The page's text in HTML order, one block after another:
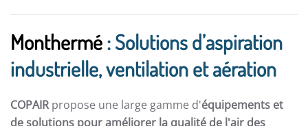
Monthermé: Solutions d’aspiration
industrielle, ventilation et aération
COPAIRpropose une large gamme d'équipements et
de solutions pour améliorer la qualité de l'air des